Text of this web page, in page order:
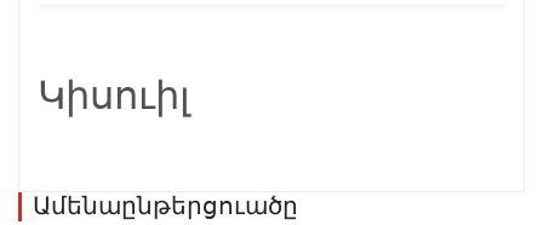
Կիսուիլ
Ամենաընթերցուածը